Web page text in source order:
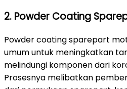
2. Powder Coating
Powder coating sparepart
umum untuk meningkatkan
melindungi komponen dari
Prosesnya melibatkan